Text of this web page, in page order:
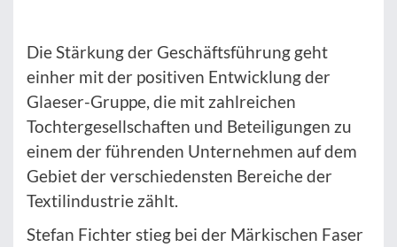
Die Stärkung der Geschäftsführung geht
einher mit der positiven Entwicklung der
Glaeser-Gruppe, die mit zahlreichen
Tochtergesellschaften und Beteiligungen zu
einem der führenden Unternehmen auf dem
Gebiet der verschiedensten Bereiche der
Textilindustrie zählt.
Stefan Fichter stieg bei der Märkischen Faser